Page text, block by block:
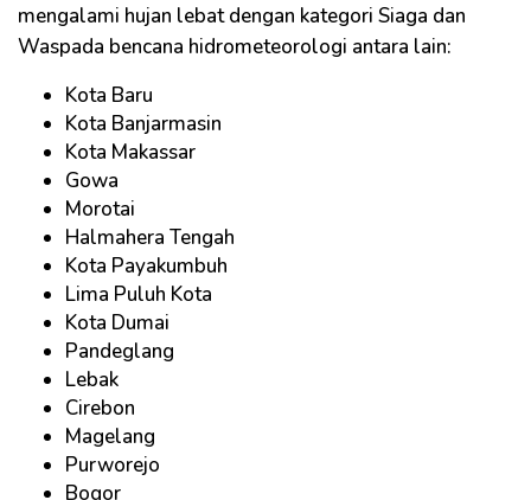
mengalami hujan lebat dengan kategori Siaga dan
Waspada bencana hidrometeorologi antara lain:
Kota Baru
Kota Banjarmasin
Kota Makassar
Gowa
Morotai
Halmahera Tengah
Kota Payakumbuh
Lima Puluh Kota
Kota Dumai
Pandeglang
Lebak
Cirebon
Magelang
Purworejo
Bogor